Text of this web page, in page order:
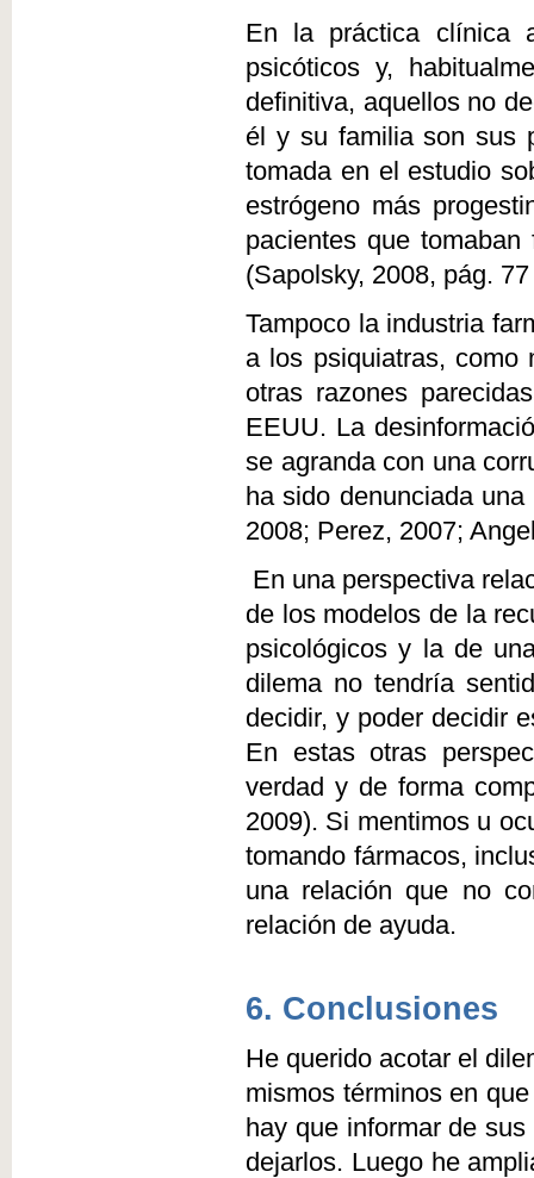
En la práctica clínica
psicóticos y,
definitiva, aquellos no
él y su familia son sus
tomada en el estudio
estrógeno más
pacientes que
(Sapolsky, 2008, pág.
Tampoco la industria
a los psiquiatras, como
otras razones
EEUU. La
se agranda con una
ha sido denunciada
2008; Perez, 2007;
En una perspectiva
de los modelos de la
psicológicos y la de
dilema no tendría
decidir, y poder decidir
En estas otras
verdad y de forma
2009). Si mentimos u
tomando fármacos,
una relación que no
relación de ayuda.
6. Conclusiones
He querido acotar el
mismos términos en
hay que informar de
dejarlos. Luego he